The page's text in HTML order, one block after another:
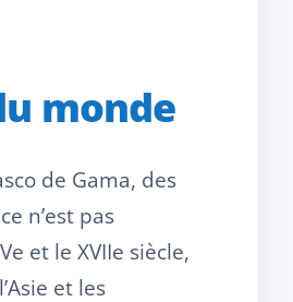
monde
de Gama, des
n’est pas
et le XVIIe siècle,
et les